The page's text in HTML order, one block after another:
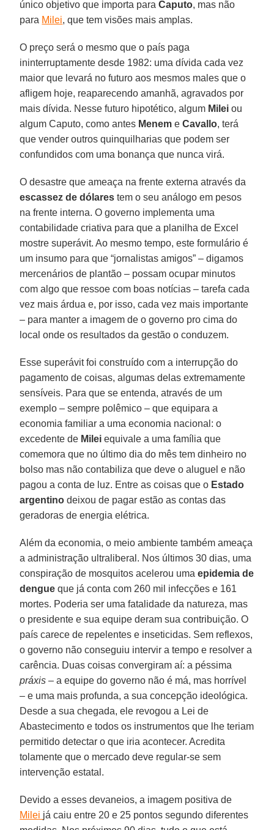
único objetivo que importa paraCaputo, mas não
para Milei, que tem visões mais amplas.
O preço será o mesmo que o país paga
ininterruptamente desde 1982: uma dívida cada vez
maior que levará no futuro aos mesmos males que o
afligem hoje, reaparecendo amanhã, agravados por
mais dívida. Nesse futuro hipotético, algum Milei ou
algum Caputo, como antes Menem eCavallo, terá
que vender outros quinquilharias que podem ser
confundidos com uma bonança que nunca virá.
O desastre que ameaça na frente externa através da
escassez de dólares tem o seu análogo em pesos
na frente interna. O governo implementa uma
contabilidade criativa para que a planilha de Excel
mostre superávit. Ao mesmo tempo, este formulário é
um insumo para que “jornalistas amigos” – digamos
mercenários de plantão – possam ocupar minutos
com algo que ressoe com boas notícias – tarefa cada
vez mais árdua e, por isso, cada vez mais importante
– para manter a imagem de o governo pro cima do
local onde os resultados da gestão o conduzem.
Esse superávit foi construído com a interrupção do
pagamento de coisas, algumas delas extremamente
sensíveis. Para que se entenda, através de um
exemplo – sempre polêmico – que equipara a
economia familiar a uma economia nacional: o
excedente de Milei equivale a uma família que
comemora que no último dia do mês tem dinheiro no
bolso mas não contabiliza que deve o aluguel e não
pagou a conta de luz. Entre as coisas que o Estado
argentino deixou de pagar estão as contas das
geradoras de energia elétrica.
Além da economia, o meio ambiente também ameaça
a administração ultraliberal. Nos últimos 30 dias, uma
conspiração de mosquitos acelerou umaepidemia de
dengue que já conta com 260 mil infecções e 161
mortes. Poderia ser uma fatalidade da natureza, mas
o presidente e sua equipe deram sua contribuição. O
país carece de repelentes e inseticidas. Sem reflexos,
o governo não conseguiu intervir a tempo e resolver a
carência. Duas coisas convergiram aí: a péssima
práxis – a equipe do governo não é má, mas horrível
– e uma mais profunda, a sua concepção ideológica.
Desde a sua chegada, ele revogou a Lei de
Abastecimento e todos os instrumentos que lhe teriam
permitido detectar o que iria acontecer. Acredita
tolamente que o mercado deve regular-se sem
intervenção estatal.
Devido a esses devaneios, a imagem positiva de
Milei já caiu entre 20 e 25 pontos segundo diferentes